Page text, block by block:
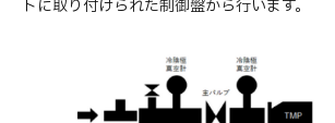
トに取り付けられた制御盤から行います。